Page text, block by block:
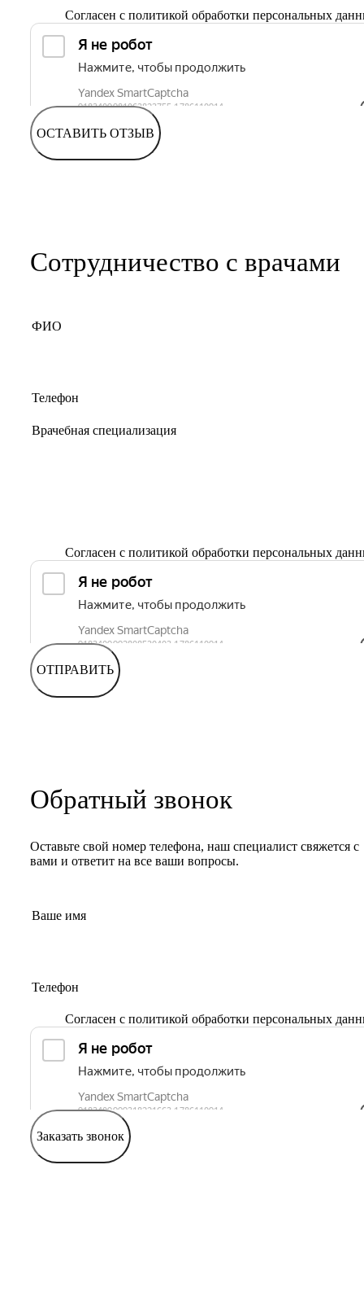
Согласен с политикой обработки персональных
ОСТАВИТЬ ОТЗЫВ
Сотрудничество с врачами
Согласен с политикой обработки персональных
ОТПРАВИТЬ
Обратный звонок
Оставьте свой номер телефона, наш специалист свяжется с
вами и ответит на все ваши вопросы.
Согласен с политикой обработки персональных
Заказать звонок